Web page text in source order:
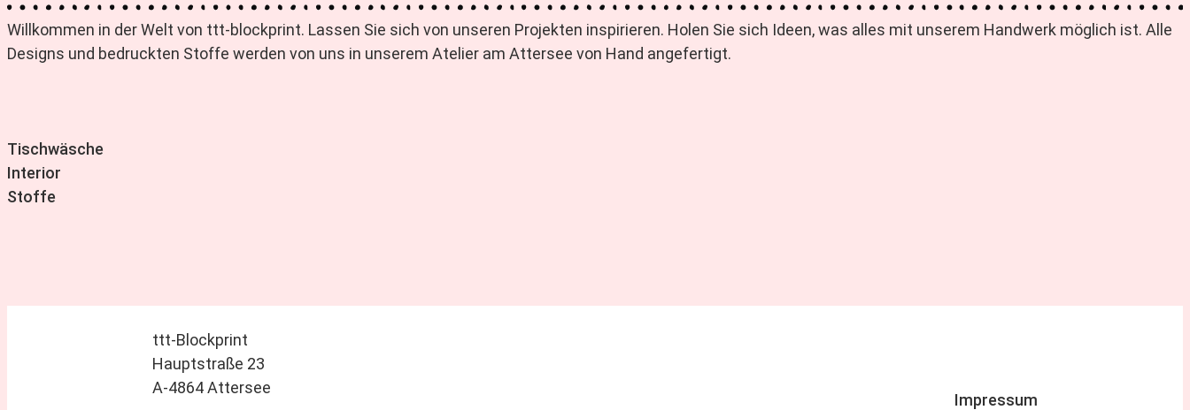
Willkommen in der Welt von ttt-blockprint. Lassen Sie sich von unseren Projekten inspirieren. Holen Sie sich Ideen, was alles mit unserem Handwerk möglich ist. Alle
Designs und bedruckten Stoffe werden von uns in unserem Atelier am Attersee von Hand angefertigt.
Tischwäsche
Interior
Stoffe
ttt-Blockprint
Hauptstraße 23
A-4864 Attersee
Impressum